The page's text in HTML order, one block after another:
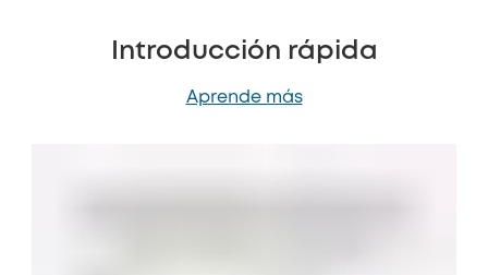
Introducción rápida
Aprende más